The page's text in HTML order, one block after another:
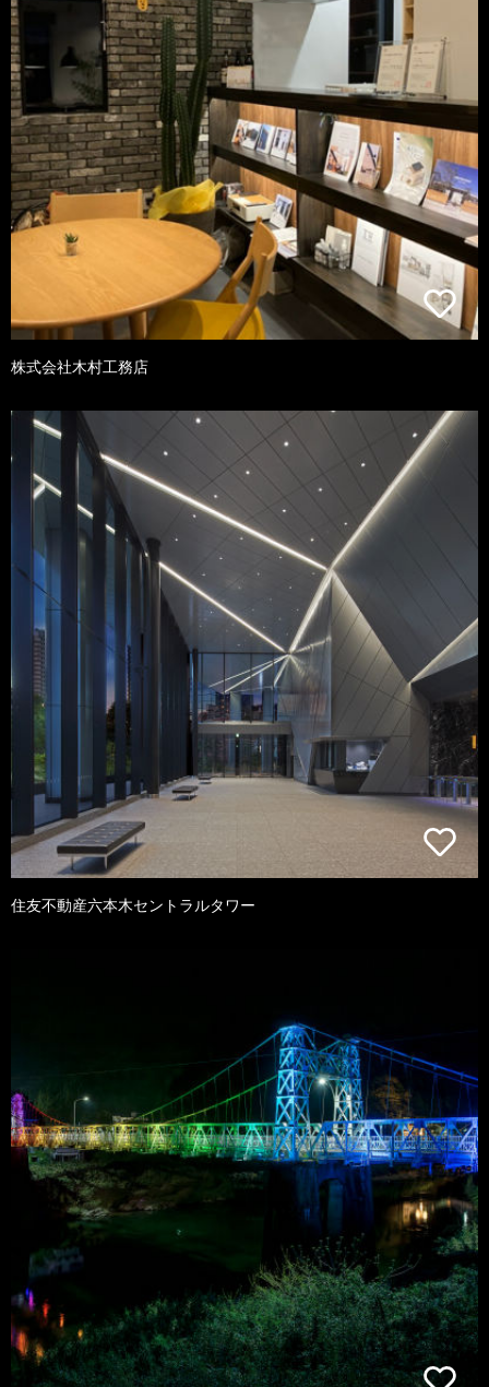
株式会社木村工務店
住友不動産六本木セントラルタワー